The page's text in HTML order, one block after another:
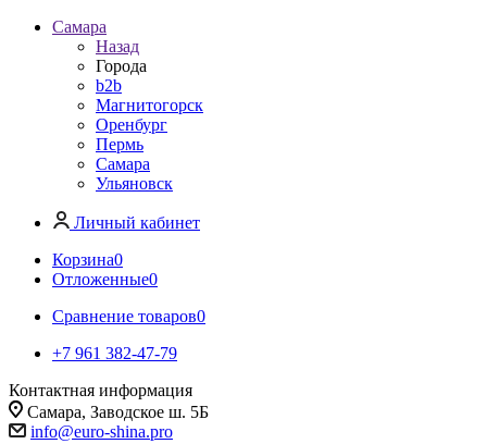
Самара
Назад
Города
b2b
Магнитогорск
Оренбург
Пермь
Самара
Ульяновск
Личный кабинет
Корзина0
Отложенные0
Сравнение товаров0
+7 961 382-47-79
Контактная информация
Самара, Заводское ш. 5Б
info@euro-shina.pro